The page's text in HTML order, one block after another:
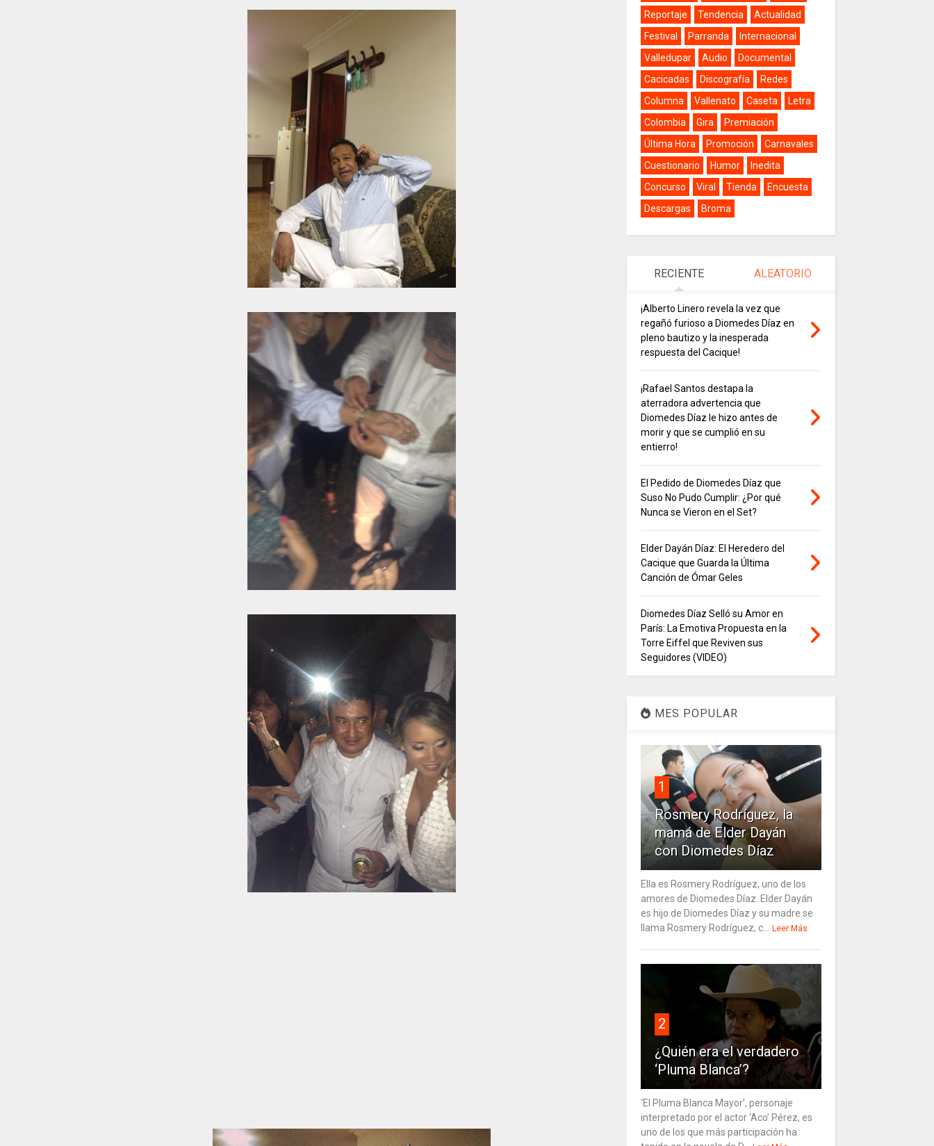
Reportaje
Tendencia
Actualidad
Festival
Parranda
Internacional
Valledupar
Audio
Documental
Cacicadas
Discografía
Redes
Columna
Vallenato Caseta
Letra
Colombia
Gira
Premiación
Última Hora
Promoción
Carnavales
Cuestionario
Humor
Inedita
Concurso
Viral Tienda
Encuesta
Descargas
Broma
RECIENTE ALEATORIO
¡Alberto Linero revela la vez que
regañó furioso a Diomedes Díaz en
pleno bautizo y la inesperada
respuesta del Cacique!
¡Rafael Santos destapa la
aterradora advertencia que
Diomedes Díaz le hizo antes de
morir y que se cumplió en su
entierro!
El Pedido de Diomedes Díaz que
Suso No Pudo Cumplir: ¿Por qué
Nunca se Vieron en el Set?
Elder Dayán Díaz: El Heredero del
Cacique que Guarda la Última
Canción de Ómar Geles
Diomedes Díaz Selló su Amor en
París: La Emotiva Propuesta en la
Torre Eiffel que Reviven sus
Seguidores (VIDEO)
MES POPULAR
1
Rosmery Rodríguez, la
mamá de Elder Dayán
con Diomedes Díaz
Ella es Rosmery Rodríguez, uno de los
amores de Diomedes Díaz. Elder Dayán
es hijo de Diomedes Díaz y su madre se
llama Rosmery Rodríguez, c... Leer Más
2
¿Quién era el verdadero
‘Pluma Blanca’?
‘El Pluma Blanca Mayor’, personaje
interpretado por el actor ‘Aco’ Pérez, es
uno de los que más participación ha